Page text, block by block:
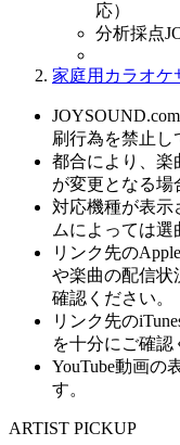
応）
分析採点
家庭用カラオケ
刷行為を禁止し
都合により、楽
が変更となる場
対応機種が表示
ムによっては選
リンク先の
や楽曲の配信状
確認ください。
リンク先の
を十分にご確認
YouTube動画の
す。
ARTIST PICKUP